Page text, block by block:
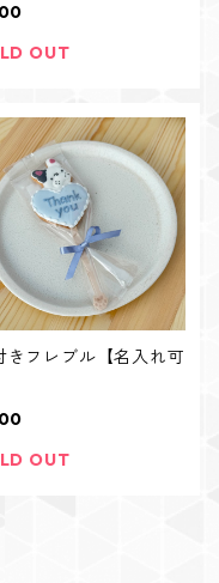
OUT
きフレブル【名入れ可
OUT